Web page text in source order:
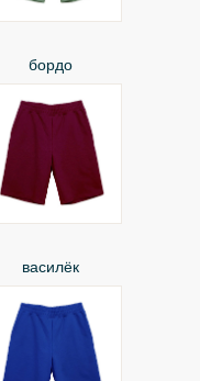
бордо
василёк